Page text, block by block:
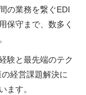
の業務を繋ぐEDI
保守まで、数多く
験と最先端のテク
経営課題解決に
ます。